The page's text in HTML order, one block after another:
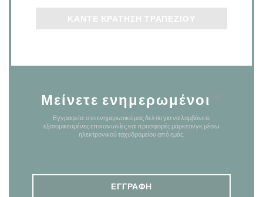
ΚΆΝΤΕ ΚΡΆΤΗΣΗ ΤΡΑΠΕΖΙΟΎ
Μείνετε ενημερωμένοι
Εγγραφείτε στο ενημερωτικό μας δελτίο για να λαμβάνετε
εξατομικευμένες επικοινωνίες και προσφορές μάρκετινγκ μέσω
ηλεκτρονικού ταχυδρομείου από εμάς.
ΕΓΓΡΑΦΉ